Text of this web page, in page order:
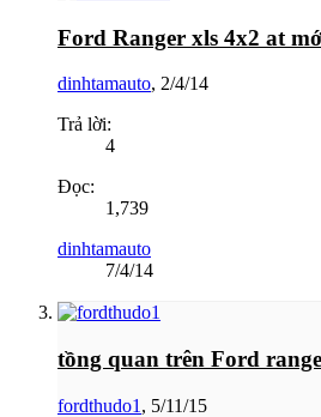
Ford Ranger xls 4x2 at
dinhtamauto, 2/4/14
Trả lời:
4
Đọc:
1,739
dinhtamauto
7/4/14
tồng quan trên Ford
fordthudo1 , 5/11/15